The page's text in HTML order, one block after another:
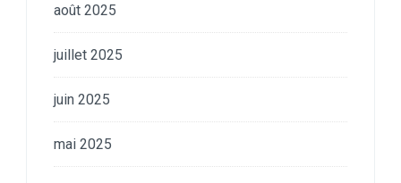
août 2025
juillet 2025
juin 2025
mai 2025